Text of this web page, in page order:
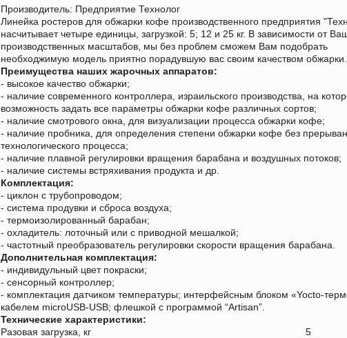
Производитель: Предприятие Технолог
Линейка ростеров для обжарки кофе производственного предприятия
насчитывает четыре единицы, загрузкой: 5; 12 и 25 кг. В зависимости от
производственных масштабов, мы без проблем сможем Вам подобрать
необходжимую модель приятно порадувшую вас своим качеством обжарки.
Преимущества наших жарочных аппаратов:
- высокое качество обжарки;
- наличие современного контроллера, израильского производства, на
возможность задать все параметры обжарки кофе различных сортов;
- наличие смотрового окна, для визуализации процесса обжарки кофе;
- наличие пробника, для определения степени обжарки кофе без
технологического процесса;
- наличие плавной регулировки вращения барабана и воздушных потоков;
- наличие системы встряхивания продукта и др.
Комплектация:
- циклон с трубопроводом;
- система продувки и сброса воздуха;
- термоизолированный барабан;
- охладитель: лоточный или с приводной мешалкой;
- частотный преобразователь регулировки скорости вращения барабана.
Дополнительная комплектация:
- индивидульный цвет покраски;
- сенсорный контроллер;
- комплектация датчиком температуры; интерфейсным блоком «Yocto-
кабелем microUSB-USB; флешкой с программой “Artisan”.
Технические характеристики:
Разовая загрузка, кг
5